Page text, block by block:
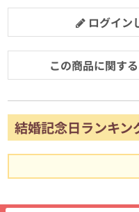
ログイン
この商品に関す
結婚記念日ランキン